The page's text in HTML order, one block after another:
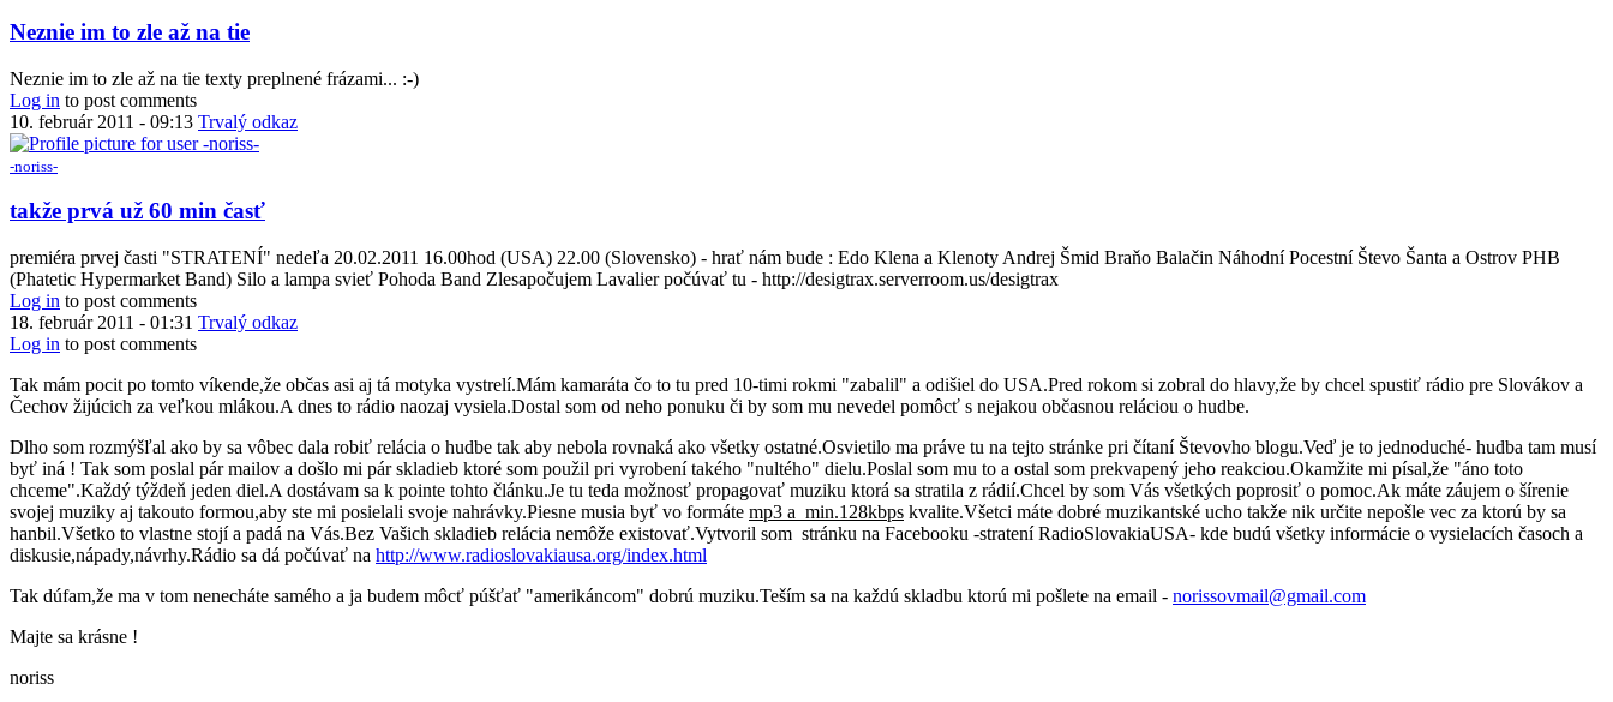
Neznie im to zle až na tie
Neznie im to zle až na tie texty preplnené frázami... :-)
Log in to post comments
10. február 2011 - 09:13 Trvalý odkaz
-noriss-
takže prvá už 60 min časť
premiéra prvej časti "STRATENÍ" nedeľa 20.02.2011 16.00hod (USA) 22.00 (Slovensko) - hrať nám bude : Edo Klena a Klenoty Andrej Šmid Braňo Balačin Náhodní Pocestní Števo Šanta a Ostrov PHB
(Phatetic Hypermarket Band) Silo a lampa svieť Pohoda Band Zlesapočujem Lavalier počúvať tu - http://desigtrax.serverroom.us/desigtrax
Log in to post comments
18. február 2011 - 01:31 Trvalý odkaz
Log in to post comments
Tak mám pocit po tomto víkende,že občas asi aj tá motyka vystrelí.Mám kamaráta čo to tu pred 10-timi rokmi "zabalil" a odišiel do USA.Pred rokom si zobral do hlavy,že by chcel spustiť rádio pre Slovákov a
Čechov žijúcich za veľkou mlákou.A dnes to rádio naozaj vysiela.Dostal som od neho ponuku či by som mu nevedel pomôcť s nejakou občasnou reláciou o hudbe.
Dlho som rozmýšľal ako by sa vôbec dala robiť relácia o hudbe tak aby nebola rovnaká ako všetky ostatné.Osvietilo ma práve tu na tejto stránke pri čítaní Števovho blogu.Veď je to jednoduché- hudba tam musí
byť iná ! Tak som poslal pár mailov a došlo mi pár skladieb ktoré som použil pri vyrobení takého "nultého" dielu.Poslal som mu to a ostal som prekvapený jeho reakciou.Okamžite mi písal,že "áno toto
chceme".Každý týždeň jeden diel.A dostávam sa k pointe tohto článku.Je tu teda možnosť propagovať muziku ktorá sa stratila z rádií.Chcel by som Vás všetkých poprosiť o pomoc.Ak máte záujem o šírenie
svojej muziky aj takouto formou,aby ste mi posielali svoje nahrávky.Piesne musia byť vo formáte mp3 a min.128kbps kvalite.Všetci máte dobré muzikantské ucho takže nik určite nepošle vec za ktorú by sa
hanbil.Všetko to vlastne stojí a padá na Vás.Bez Vašich skladieb relácia nemôže existovať.Vytvoril som stránku na Facebooku -stratení RadioSlovakiaUSA- kde budú všetky informácie o vysielacích časoch a
diskusie,nápady,návrhy.Rádio sa dá počúvať na http://www.radioslovakiausa.org/index.html
Tak dúfam,že ma v tom nenecháte samého a ja budem môcť púšťať "amerikáncom" dobrú muziku.Teším sa na každú skladbu ktorú mi pošlete na email - norissovmail@gmail.com
Majte sa krásne !
noriss